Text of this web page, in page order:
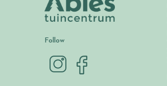
Follow